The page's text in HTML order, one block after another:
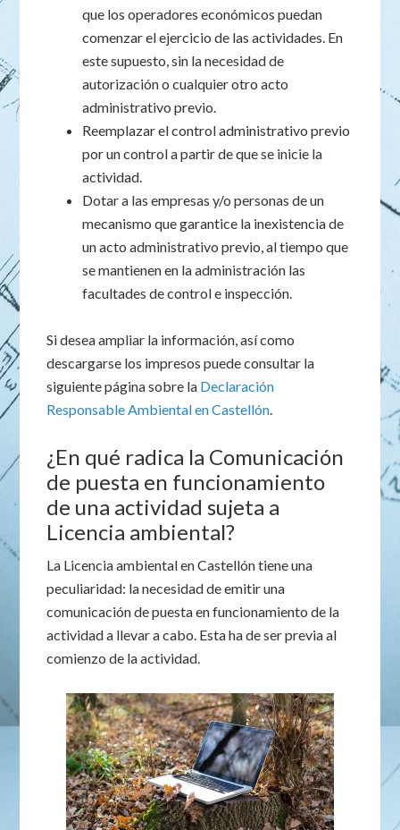
que los operadores económicos puedan
comenzar el ejercicio de las actividades. En
este supuesto, sin la necesidad de
autorización o cualquier otro acto
administrativo previo.
Reemplazar el control administrativo previo
por un control a partir de que se inicie la
actividad.
Dotar a las empresas y/o personas de un
mecanismo que garantice la inexistencia de
un acto administrativo previo, al tiempo que
se mantienen en la administración las
facultades de control e inspección.
Si desea ampliar la información, así como
descargarse los impresos puede consultar la
siguiente página sobre la Declaración
Responsable Ambiental en Castellón.
¿En qué radica la Comunicación
de puesta en funcionamiento
de una actividad sujeta a
Licencia ambiental?
La Licencia ambiental en Castellón tiene una
peculiaridad: la necesidad de emitir una
comunicación de puesta en funcionamiento de la
actividad a llevar a cabo. Esta ha de ser previa al
comienzo de la actividad.